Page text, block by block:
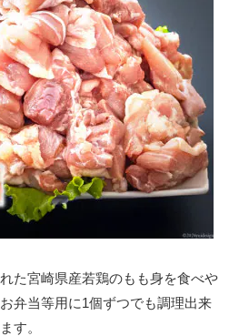
た宮崎県産若鶏のもも身を食べや
弁当等用に1個ずつでも調理出来
す。